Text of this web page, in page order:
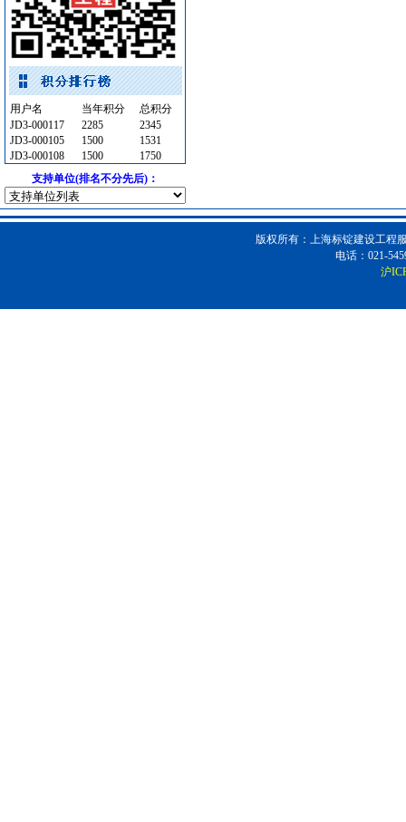
光源灯具 [采购中]
高级地砖
[采购中]
客梯 [采购中]
仪器仪表 [采购中]
仪器仪表
[采购中]
水泵 [采购中]
空调设备
[采购中]
供水设备 [采购中]
石英灯 [采购中]
高压电器 [采购中]
用户名 当年积分
总积分
JD3-000117
2285
2345
JD3-000105
1500
1531
JD3-000108
1500
1750
支持单位(排名不分先后)：
版权所有：上海标锭建设工程
电话：021-
沪